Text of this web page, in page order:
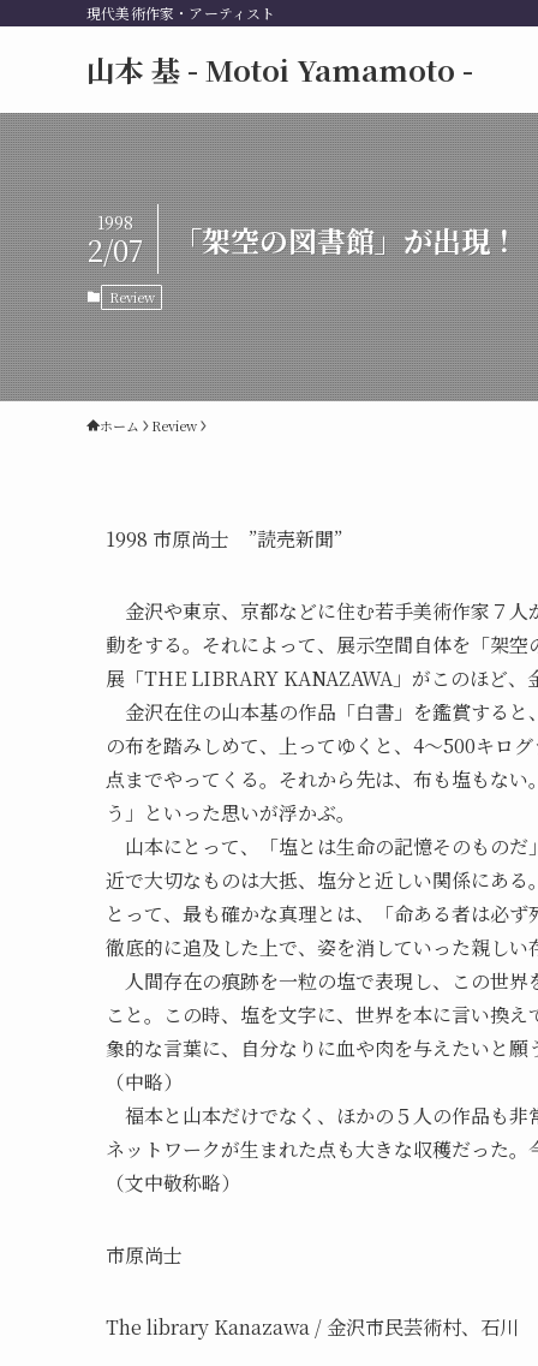
現代美術作家・アーティスト
山本 基 - Motoi Yamamoto -
「架空の図書館」が出現
1998
2/07
Review
ホーム Review
1998 市原尚士 ”読売新聞”
金沢や東京、京都などに住む若手美術作家７
動をする。それによって、展示空間自体を「架
展「THE LIBRARY KANAZAWA」がこのほど、
金沢在住の山本基の作品「白書」を鑑賞すると
の布を踏みしめて、上ってゆくと、4～500キロ
点までやってくる。それから先は、布も塩もな
う」といった思いが浮かぶ。
山本にとって、「塩とは生命の記憶そのもの
近で大切なものは大抵、塩分と近しい関係にあ
とって、最も確かな真理とは、「命ある者は必
徹底的に追及した上で、姿を消していった親しい
人間存在の痕跡を一粒の塩で表現し、この世
こと。この時、塩を文字に、世界を本に言い換
象的な言葉に、自分なりに血や肉を与えたいと願
（中略）
福本と山本だけでなく、ほかの５人の作品も
ネットワークが生まれた点も大きな収穫だった。
（文中敬称略）
市原尚士
The library Kanazawa / 金沢市民芸術村、石川